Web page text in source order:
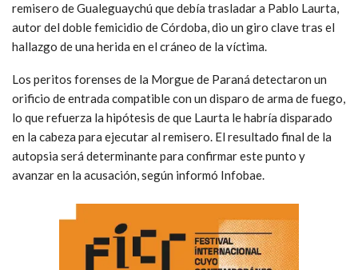
remisero de Gualeguaychú que debía trasladar a Pablo Laurta,
autor del doble femicidio de Córdoba, dio un giro clave tras el
hallazgo de una herida en el cráneo de la víctima.
Los peritos forenses de la Morgue de Paraná detectaron un
orificio de entrada compatible con un disparo de arma de fuego,
lo que refuerza la hipótesis de que Laurta le habría disparado
en la cabeza para ejecutar al remisero. El resultado final de la
autopsia será determinante para confirmar este punto y
avanzar en la acusación, según informó Infobae.